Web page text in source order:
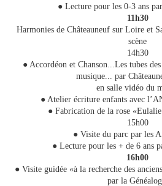
● Lecture pour les 0-3 ans
11h30
Harmonies de Châteauneuf sur Loire et
scène
14h30
● Accordéon et Chanson...Les tubes
musique... par
en salle vidéo du
● Atelier écriture enfants avec
● Fabrication de la rose
15h00
● Visite du parc par les
● Lecture pour les + de 6 ans
16h00
● Visite guidée «à la recherche des
par la